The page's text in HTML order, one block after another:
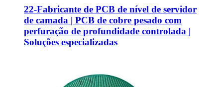
22-Fabricante de PCB de nível de servidor
de camada | PCB de cobre pesado com
perfuração de profundidade controlada |
Soluções especializadas